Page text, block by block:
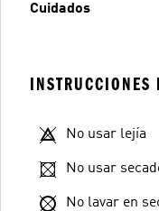
Cuidados
INSTRUCCIONES
No usar lejía
No usar
No lavar en